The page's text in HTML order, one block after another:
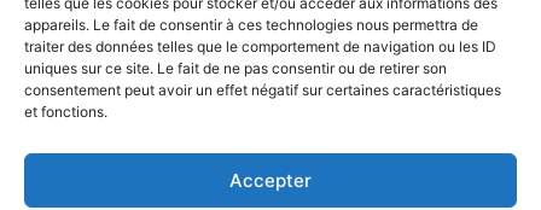
appareils. Le fait de consentir à ces technologies nous permettra de
traiter des données telles que le comportement de navigation ou les ID
uniques sur ce site. Le fait de ne pas consentir ou de retirer son
consentement peut avoir un effet négatif sur certaines caractéristiques
et fonctions.
Accepter
GLOBE PUTTERS
Activité : Disc Golf